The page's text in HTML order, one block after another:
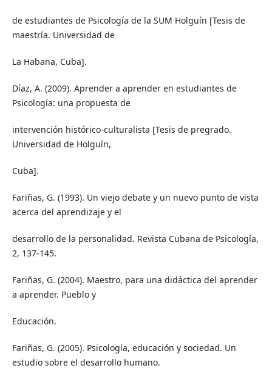
de estudiantes de Psicología de la SUM Holguín [Tesis de
maestría. Universidad de
La Habana, Cuba].
Díaz, A. (2009). Aprender a aprender en estudiantes de
Psicología: una propuesta de
intervención histórico-culturalista [Tesis de pregrado.
Universidad de Holguín,
Cuba].
Fariñas, G. (1993). Un viejo debate y un nuevo punto de vista
acerca del aprendizaje y el
desarrollo de la personalidad. Revista Cubana de Psicología,
2, 137-145.
Fariñas, G. (2004). Maestro, para una didáctica del aprender
a aprender. Pueblo y
Educación.
Fariñas, G. (2005). Psicología, educación y sociedad. Un
estudio sobre el desarrollo humano.